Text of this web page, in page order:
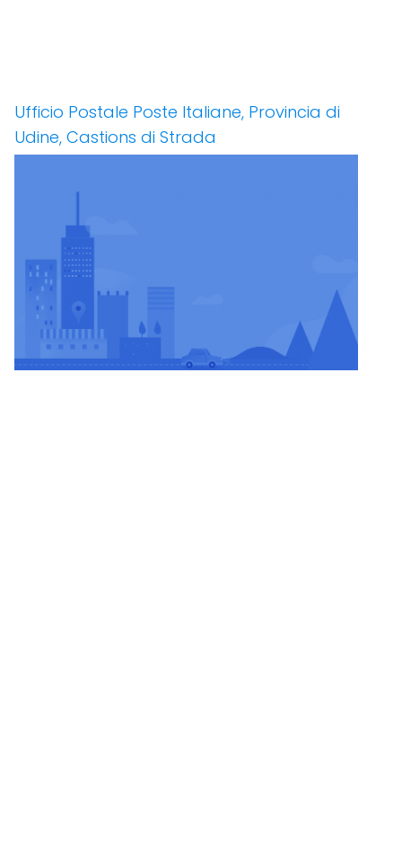
Ufficio Postale Poste Italiane, Provincia di
Udine, Castions di Strada